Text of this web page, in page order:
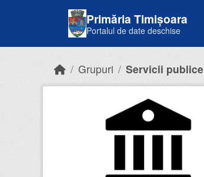
Primăria Timișoara
Portalul de date deschise
Grupuri Servicii publice